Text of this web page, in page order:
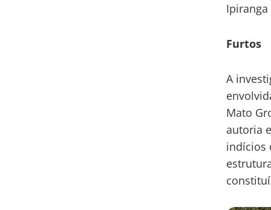
Ipiranga
Furtos
A
Mato
autoria
indícios